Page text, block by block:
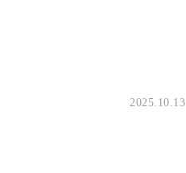
2025.10.13